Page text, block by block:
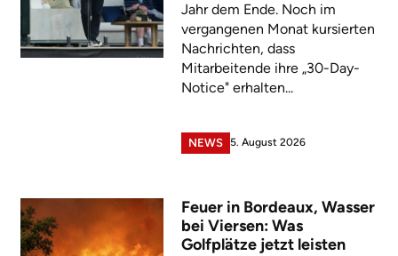
Jahr dem Ende. Noch im
vergangenen Monat kursierten
Nachrichten, dass
Mitarbeitende ihre „30-Day-
Notice" erhalten...
NEWS 5. August 2026
Feuer in Bordeaux, Wasser
bei Viersen: Was
Golfplätze jetzt leisten